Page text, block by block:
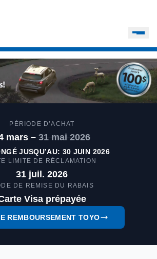
PÉRIODE D’ACHAT
mars –31 mai 2026
JUSQU’AU: 30 JUIN 2026
LIMITE DE RÉCLAMATION
31 juil. 2026
DE REMISE DU RABAIS
Visa prépayée
REMBOURSEMENT TOYO